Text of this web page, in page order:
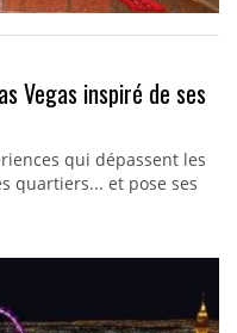
Vegas inspiré de ses
qui dépassent les
quartiers... et pose ses